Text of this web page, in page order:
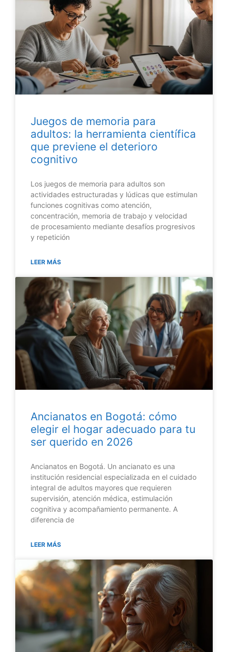
Juegos de memoria para
adultos: la herramienta científica
que previene el deterioro
cognitivo
Los juegos de memoria para adultos son
actividades estructuradas y lúdicas que estimulan
funciones cognitivas como atención,
concentración, memoria de trabajo y velocidad
de procesamiento mediante desafíos progresivos
y repetición
LEER MÁS
Ancianatos en Bogotá: cómo
elegir el hogar adecuado para tu
ser querido en 2026
Ancianatos en Bogotá. Un ancianato es una
institución residencial especializada en el cuidado
integral de adultos mayores que requieren
supervisión, atención médica, estimulación
cognitiva y acompañamiento permanente. A
diferencia de
LEER MÁS